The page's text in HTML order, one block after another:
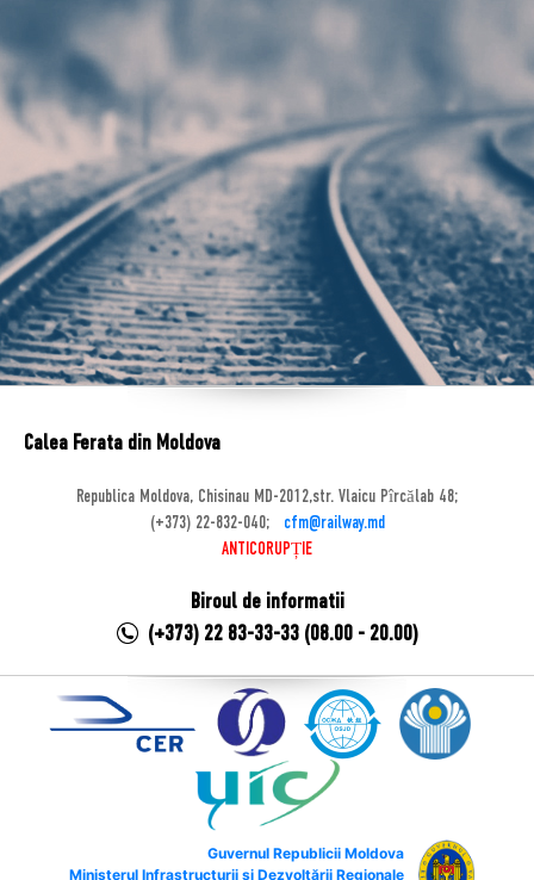
Calea Ferata din Moldova
Republica Moldova, Chisinau MD-2012,str. Vlaicu Pîrcălab 48;
(+373) 22-832-040;
cfm@railway.md
ANTICORUPȚIE
Biroul de informatii
(+373) 22 83-33-33 (08.00 - 20.00)
Guvernul Republicii Moldova
Ministerul Infrastructurii și Dezvoltării Regionale